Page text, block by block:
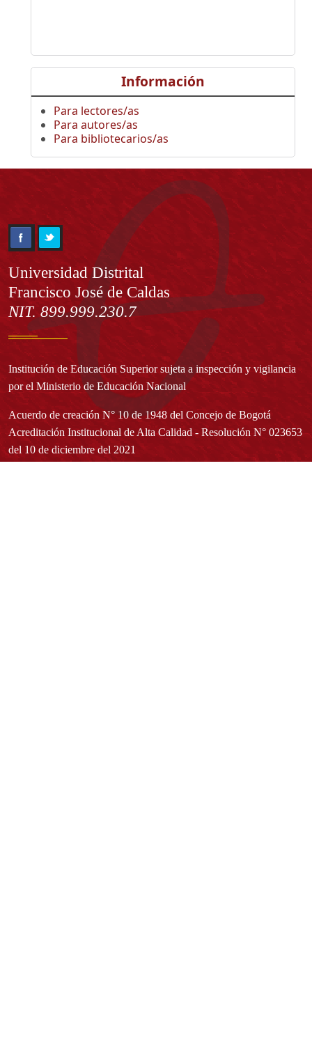
Información
Para lectores/as
Para autores/as
Para bibliotecarios/as
Información
Universidad Distrital
Francisco José de Caldas
NIT. 899.999.230.7
Institución de Educación Superior sujeta a inspección y vigilancia
por el Ministerio de Educación Nacional
Acuerdo de creación N° 10 de 1948 del Concejo de Bogotá
Acreditación Institucional de Alta Calidad - Resolución N° 023653
del 10 de diciembre del 2021